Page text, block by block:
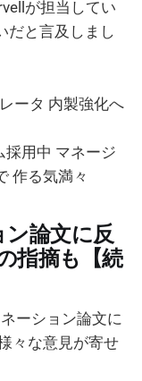
が担当してい
だと言及しまし
ータ 内製強化へ
採用中 マネージ
作る気満々
論文に反
指摘も【続
ーション論文に
々な意見が寄せ